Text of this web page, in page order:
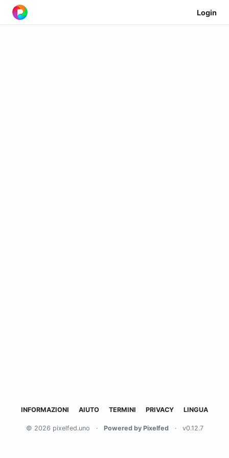
Login
INFORMAZIONI AIUTO TERMINI PRIVACY LINGUA
© 2026 pixelfed.uno · Powered by Pixelfed · v0.12.7